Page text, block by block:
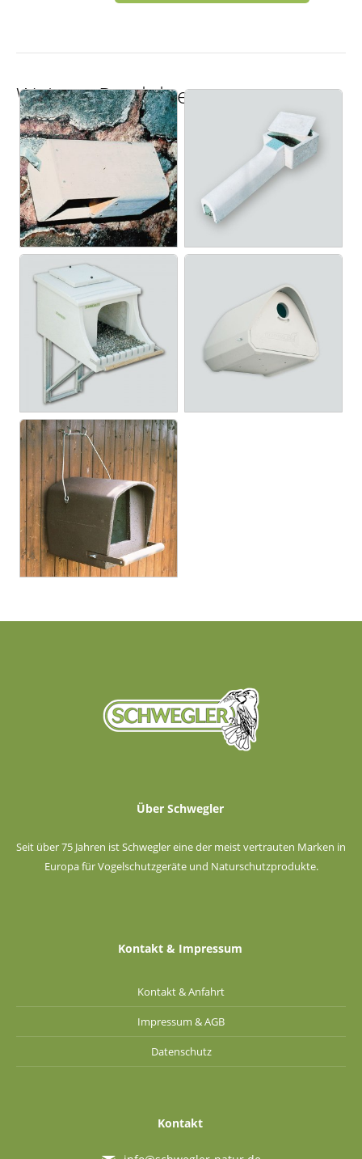
Weitere Produkte
Über Schwegler
Seit über 75 Jahren ist Schwegler eine der meist vertrauten Marken in
Europa für Vogelschutzgeräte und Naturschutzprodukte.
Kontakt & Impressum
Kontakt & Anfahrt
Impressum & AGB
Datenschutz
Kontakt